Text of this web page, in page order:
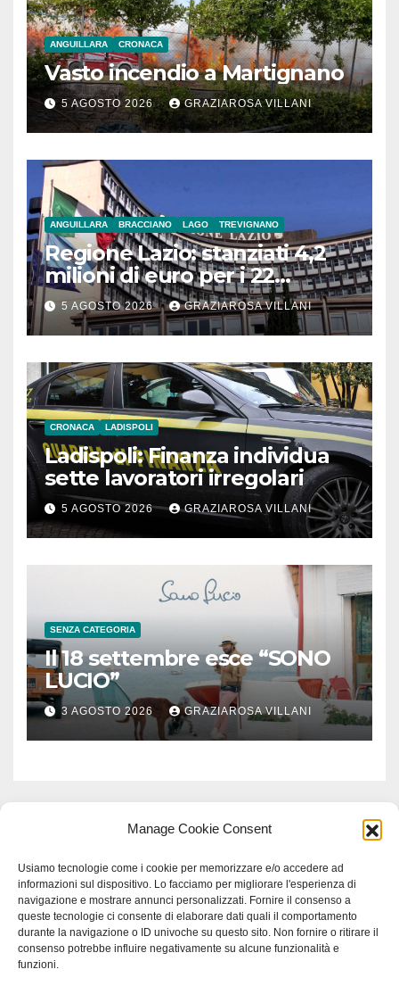
Manage Cookie Consent
Usiamo tecnologie come i cookie per memorizzare e/o accedere ad
informazioni sul dispositivo. Lo facciamo per migliorare l'esperienza di
navigazione e mostrare annunci personalizzati. Fornire il consenso a
queste tecnologie ci consente di elaborare dati quali il comportamento
durante la navigazione o ID univoche su questo sito. Non fornire o ritirare il
consenso potrebbe influire negativamente su alcune funzionalità e
funzioni.
ANGUILLARA CRONACA
Vasto incendio a Martignano
5 AGOSTO 2026 GRAZIAROSA VILLANI
ANGUILLARA BRACCIANO LAGO TREVIGNANO
Regione Lazio: stanziati 4,2
milioni di euro per i 22
Comuni dell’Etruria
Meridionale
5 AGOSTO 2026 GRAZIAROSA VILLANI
CRONACA LADISPOLI
Ladispoli: Finanza individua
sette lavoratori irregolari
5 AGOSTO 2026 GRAZIAROSA VILLANI
SENZA CATEGORIA
Il 18 settembre esce “SONO
LUCIO”
3 AGOSTO 2026 GRAZIAROSA VILLANI